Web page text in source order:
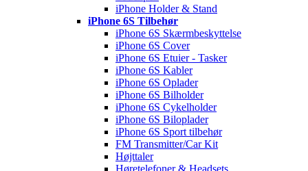
iPhone Holder & Stand
iPhone 6S Tilbehør
iPhone 6S Skærmbeskyttelse
iPhone 6S Cover
iPhone 6S Etuier - Tasker
iPhone 6S Kabler
iPhone 6S Oplader
iPhone 6S Bilholder
iPhone 6S Cykelholder
iPhone 6S Biloplader
iPhone 6S Sport tilbehør
FM Transmitter/Car Kit
Højttaler
Høretelefoner & Headsets